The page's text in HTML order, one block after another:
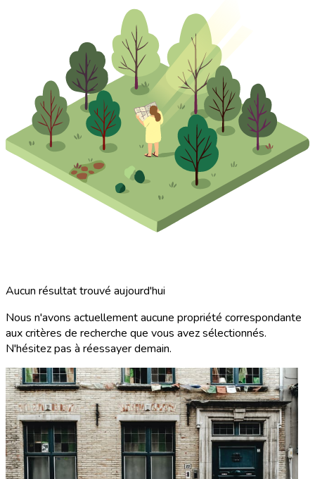
Aucun résultat trouvé aujourd'hui
Nous n'avons actuellement aucune propriété correspondante
aux critères de recherche que vous avez sélectionnés.
N'hésitez pas à réessayer demain.